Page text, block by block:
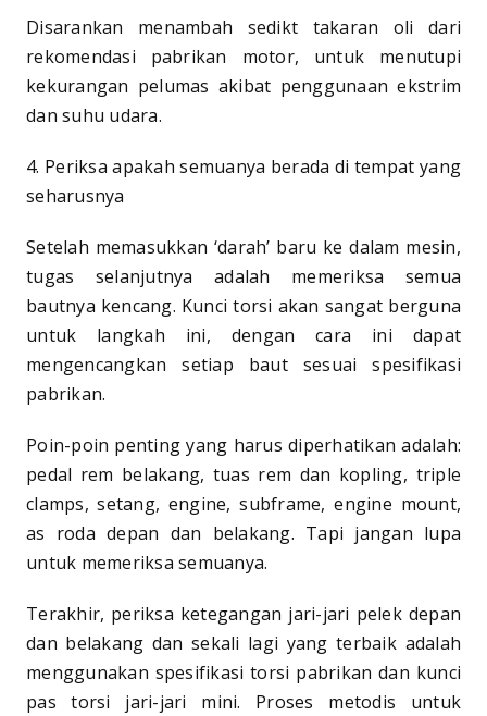
Disarankan menambah sedikt takaran oli dari
rekomendasi pabrikan motor, untuk menutupi
kekurangan pelumas akibat penggunaan ekstrim
dan suhu udara.
4. Periksa apakah semuanya berada di tempat yang
seharusnya
Setelah memasukkan ‘darah’ baru ke dalam mesin,
tugas selanjutnya adalah memeriksa semua
bautnya kencang. Kunci torsi akan sangat berguna
untuk langkah ini, dengan cara ini dapat
mengencangkan setiap baut sesuai spesifikasi
pabrikan.
Poin-poin penting yang harus diperhatikan adalah:
pedal rem belakang, tuas rem dan kopling, triple
clamps, setang, engine, subframe, engine mount,
as roda depan dan belakang. Tapi jangan lupa
untuk memeriksa semuanya.
Terakhir, periksa ketegangan jari-jari pelek depan
dan belakang dan sekali lagi yang terbaik adalah
menggunakan spesifikasi torsi pabrikan dan kunci
pas torsi jari-jari mini. Proses metodis untuk